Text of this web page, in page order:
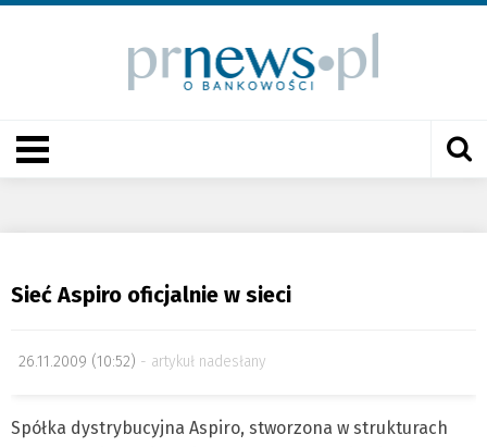
Sieć Aspiro oficjalnie w sieci
26.11.2009 (10:52) artykuł nadesłany
Spółka dystrybucyjna Aspiro, stworzona w strukturach